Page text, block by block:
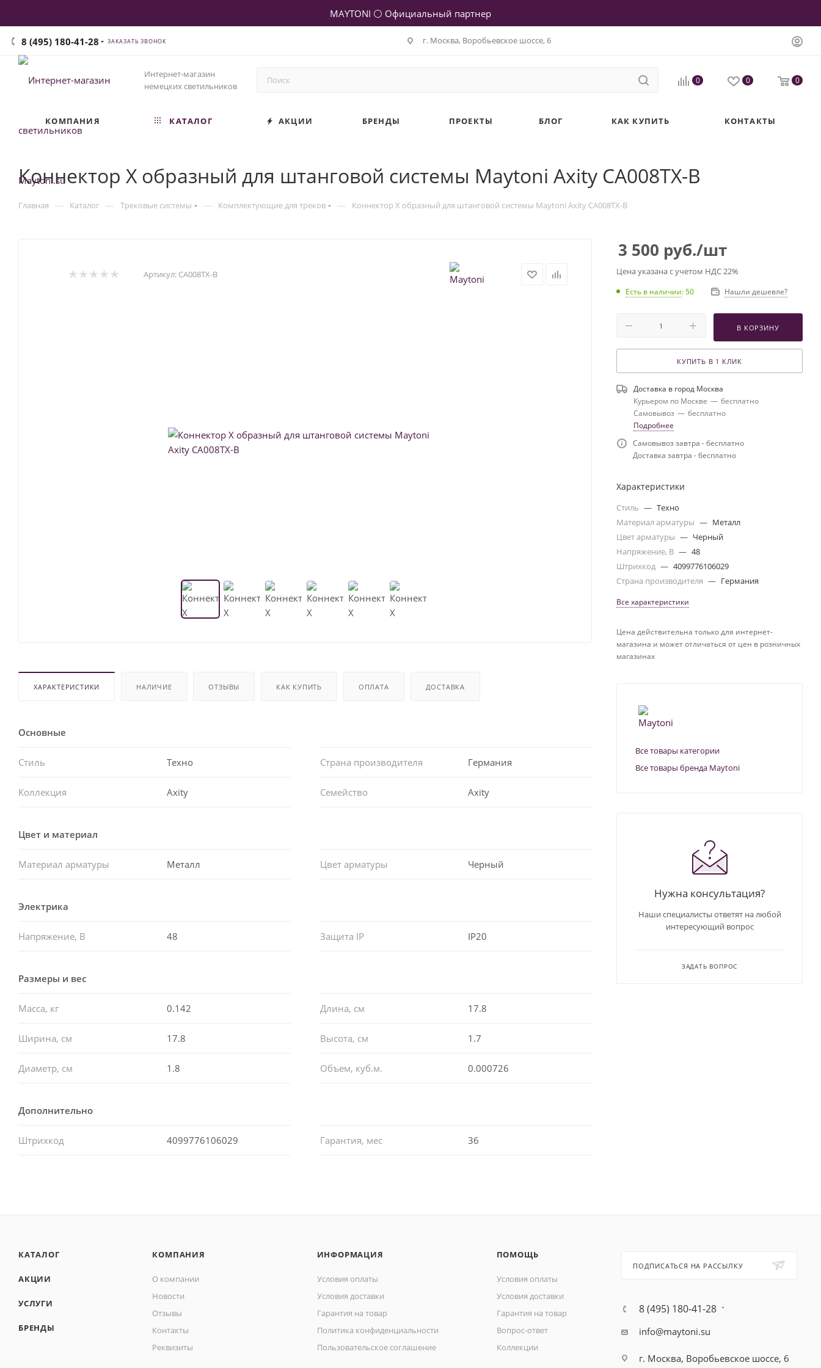
MAYTONI ⚪ Официальный партнер
8 (495) 180-41-28 ЗАКАЗАТЬ ЗВОНОК г. Москва, Воробьевское шоссе, 6
Интернет-магазин
немецких светильников
0 0 0
КОМПАНИЯ КАТАЛОГ АКЦИИ БРЕНДЫ ПРОЕКТЫ БЛОГ КАК КУПИТЬ КОНТАКТЫ
Коннектор X образный для штанговой системы Maytoni Axity CA008TX-B
Главная — Каталог — Трековые системы — Комплектующие для треков — Коннектор X образный для штанговой системы Maytoni Axity CA008TX-B
Артикул: CA008TX-B
ХАРАКТЕРИСТИКИ НАЛИЧИЕ ОТЗЫВЫ КАК КУПИТЬ ОПЛАТА ДОСТАВКА
Основные
Стиль Техно Страна производителя Германия
Коллекция Axity Семейство Axity
Цвет и материал
Материал арматуры Металл Цвет арматуры Черный
Электрика
Напряжение, В 48 Защита IP IP20
Размеры и вес
Масса, кг 0.142 Длина, см 17.8
Ширина, см 17.8 Высота, см 1.7
Диаметр, см 1.8 Объем, куб.м. 0.000726
Дополнительно
Штрихкод 4099776106029 Гарантия, мес 36
3 500 руб./шт
Цена указана с учетом НДС 22%
Есть в наличии: 50 Нашли дешевле?
В КОРЗИНУ
КУПИТЬ В 1 КЛИК
Доставка в город Москва
Курьером по Москве — бесплатно
Самовывоз — бесплатно
Подробнее
Самовывоз завтра - бесплатно
Доставка завтра - бесплатно
Характеристики
Стиль — Техно
Материал арматуры — Металл
Цвет арматуры — Черный
Напряжение, В — 48
Штрихкод — 4099776106029
Страна производителя — Германия
Все характеристики
Цена действительна только для интернет-
магазина и может отличаться от цен в розничных
магазинах
Все товары категории
Все товары бренда Maytoni
Нужна консультация?
Наши специалисты ответят на любой
интересующий вопрос
ЗАДАТЬ ВОПРОС
КАТАЛОГ
АКЦИИ
УСЛУГИ
БРЕНДЫ
КОМПАНИЯ
О компании
Новости
Отзывы
Контакты
Реквизиты
ИНФОРМАЦИЯ
Условия оплаты
Условия доставки
Гарантия на товар
Политика конфиденциальности
Пользовательское соглашение
ПОМОЩЬ
Условия оплаты
Условия доставки
Гарантия на товар
Вопрос-ответ
Коллекции
ПОДПИСАТЬСЯ НА РАССЫЛКУ
8 (495) 180-41-28
info@maytoni.su
г. Москва, Воробьевское шоссе, 6